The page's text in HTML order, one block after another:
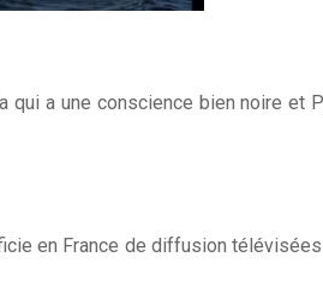
a une conscience bien noire et
en France de diffusion